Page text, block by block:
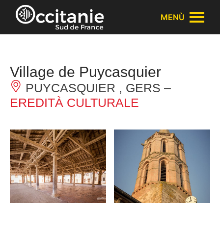
Pannello di gestione dei cookies
MENÙ
Village de Puycasquier
PUYCASQUIER , GERS –
EREDITÀ CULTURALE